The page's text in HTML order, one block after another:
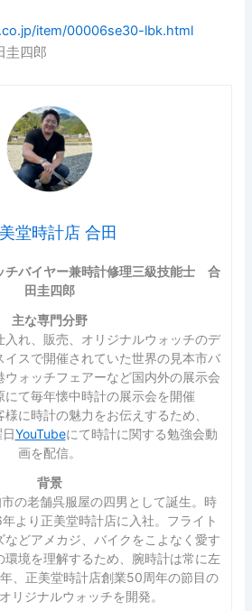
item/00006se30-lbk.html
圭四郎
堂時計店 合田
バイヤー兼時計修理三級技能士 合
田圭四郎
主な専門分野
入れ、販売、オリジナルウォッチのデ
イスで開催されていた世界の見本市バ
ウォッチフェアーなど国内外の展示会
にて毎年懐中時計の展示会を開催
に時計の魅力をお伝えするため、
YouTubeにて時計に関する勉強会動
画を配信。
背景
の老舗呉服屋の四男として誕生。時
より正美堂時計店に入社。フライト
などアメカジ、バイクをこよなく愛す
環境を理解するため、腕時計は常に左
、正美堂時計店創業50周年の節目の
リジナルウォッチを開発。